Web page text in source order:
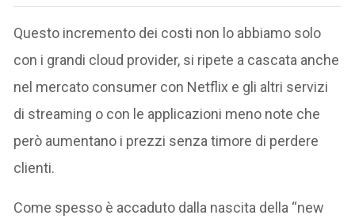
Questo incremento dei costi non lo abbiamo solo
con i grandi cloud provider, si ripete a cascata anche
nel mercato consumer con Netflix e gli altri servizi
di streaming o con le applicazioni meno note che
però aumentano i prezzi senza timore di perdere
clienti.
Come spesso è accaduto dalla nascita della “new